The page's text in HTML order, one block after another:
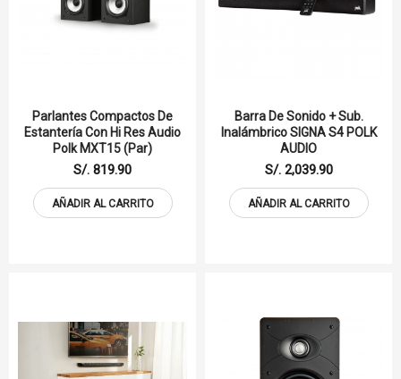
Parlantes Compactos De
Estantería Con Hi Res Audio
Polk MXT15 (Par)
S/. 819.90
AÑADIR AL CARRITO
Barra De Sonido + Sub.
Inalámbrico SIGNA S4 POLK
AUDIO
S/. 2,039.90
AÑADIR AL CARRITO